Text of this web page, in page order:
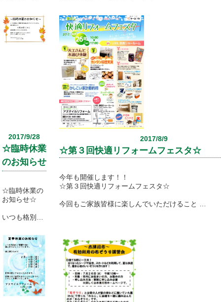
年末といえ
ば…毎年の課
題！！大掃除
ですね！
やコツを具体
的に紹介した
いと思いま
す。
どこから始め
でやろう？を
解決しま
重いですが、
今年の汚れは
今年のうち
に！
壁紙選びのポ
イント！の特
集もあります
～ハロー・イン・kamo～
が今年も開催されます！！
是非、木津川市で秋の休日を満喫してくださいね。
２０１７年も残すところ約二ヶ月になりましたね。
年末年始にご家族が揃われる時に、ご家族皆さんで
リフォームの計画を立ててみてはいかがですか？
ご家族の理想をカタチにしてみませんか？
年末年始がチャンス！！
リフォームの計画についてもお話させていただい
是非、タイトルをクリックしてご覧くださいね！
ク！＊＊＊
http://www.ho-yu-koumuten.com/list/index_1.html
2017/9/28
☆臨時休業
のお知らせ
☆臨時休業の
お知らせ☆
いつも格別の
ありがとうご
ざいます。
誠に勝手なが
ら、アスマイ
ルリフォーム
の店舗は
9月30日
（土）は臨時
2017/8/9
☆第３回快適リフォームフェスタ☆
今年も開催します！！
☆第３回快適リフォームフェスタ☆
今回もご家族皆様に楽しんでいただけること
是非、お友達もお誘いあわせの上お気軽にお越し
チラシはなくても大丈夫ですよ！
当日、スタッフにアスマイルのホームページを見
と、お声がけ下さい！
皆様のご参加を心よりお待ちしております♪